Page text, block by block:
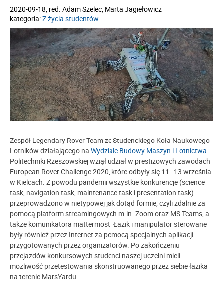
2020-09-18, red. Adam Szelec, Marta Jagiełowicz
kategoria:Z życia studentów
Zespół Legendary Rover Team ze Studenckiego Koła Naukowego
Lotników działającego na Wydziale Budowy Maszyn i Lotnictwa
Politechniki Rzeszowskiej wziął udział w prestiżowych zawodach
European Rover Challenge 2020, które odbyły się 11–13 września
w Kielcach. Z powodu pandemii wszystkie konkurencje (science
task, navigation task, maintenance task i presentation task)
przeprowadzono w nietypowej jak dotąd formie, czyli zdalnie za
pomocą platform streamingowych m.in. Zoom oraz MS Teams, a
także komunikatora mattermost. Łazik i manipulator sterowane
były również przez Internet za pomocą specjalnych aplikacji
przygotowanych przez organizatorów. Po zakończeniu
przejazdów konkursowych studenci naszej uczelni mieli
możliwość przetestowania skonstruowanego przez siebie łazika
na terenie MarsYardu.